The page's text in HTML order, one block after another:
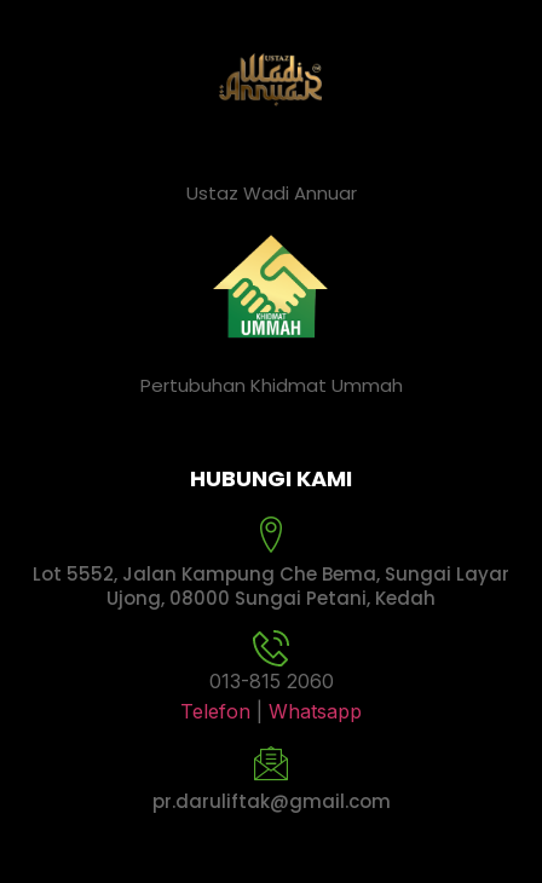
Ustaz Wadi Annuar
Pertubuhan Khidmat Ummah
HUBUNGI KAMI
Lot 5552, Jalan Kampung Che Bema, Sungai Layar
Ujong, 08000 Sungai Petani, Kedah
013-815 2060
Telefon
Whatsapp
pr.daruliftak@gmail.com